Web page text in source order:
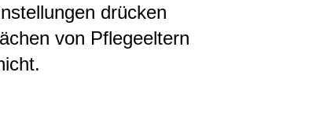
drücken
von Pflegeeltern